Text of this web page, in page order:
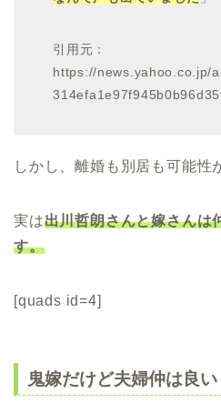
引用元：
https://news.yahoo.co.jp/
しかし、離婚も別居も可能性
実は出川哲朗さんと嫁さんは
す。
[quads id=4]
鬼嫁だけど夫婦仲は良い